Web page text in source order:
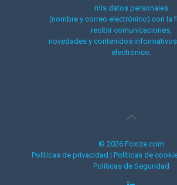
mis datos personales
(nombre y correo electrónico) con la
recibir comunicaciones,
novedades y contenidos
electrónico.
© 2026 Foxize.com
Políticas de privacidad | Políticas de
Políticas de Seguridad